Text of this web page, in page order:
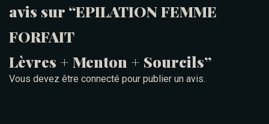
avis sur “EPILATION FEMME
FORFAIT
Lèvres + Menton + Sourcils”
Vous devez être connecté pour publier un avis.